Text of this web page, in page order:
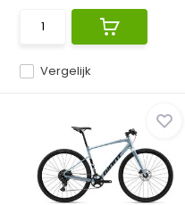
Vergelijk